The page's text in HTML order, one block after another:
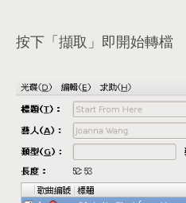
按下「擷取」即開始轉檔